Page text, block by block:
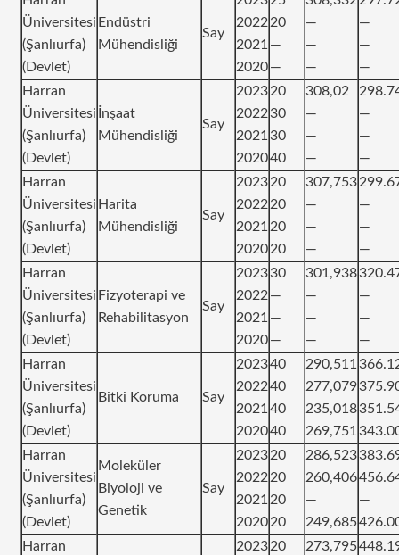
Üniversitesi
(Şanlıurfa)
(Devlet)
Endüstri
Mühendisliği
Say
2022
2021
2020
20
—
—
—
—
—
—
—
—
Harran
Üniversitesi
(Şanlıurfa)
(Devlet)
İnşaat
Mühendisliği
Say
2023
2022
2021
2020
20
30
30
40
308,02
—
—
—
—
—
—
Harran
Üniversitesi
(Şanlıurfa)
(Devlet)
Harita
Mühendisliği
Say
2023
2022
2021
2020
20
20
20
20
307,753
—
—
—
—
—
—
Harran
Üniversitesi
(Şanlıurfa)
(Devlet)
Fizyoterapi ve
Rehabilitasyon
Say
2023
2022
2021
2020
30
—
—
—
301,938
—
—
—
—
—
—
Harran
Üniversitesi
(Şanlıurfa)
(Devlet)
Bitki Koruma Say
2023
2022
2021
2020
40
40
40
40
290,511
277,079
235,018
269,751
Harran
Üniversitesi
(Şanlıurfa)
(Devlet)
Moleküler
Biyoloji ve
Genetik
Say
2023
2022
2021
2020
20
20
20
20
286,523
260,406
—
249,685
—
Harran
2023 20
273,795